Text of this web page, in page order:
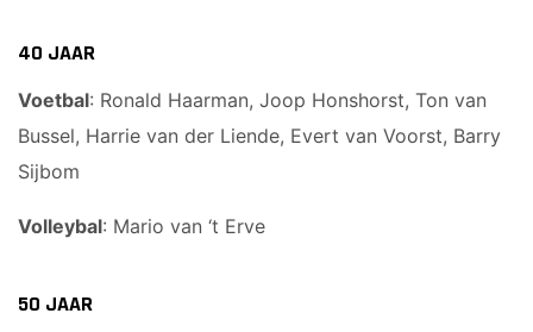
40 JAAR
Voetbal: Ronald Haarman, Joop Honshorst, Ton van
Bussel, Harrie van der Liende, Evert van Voorst, Barry
Sijbom
Volleybal: Mario van ‘t Erve
50 JAAR